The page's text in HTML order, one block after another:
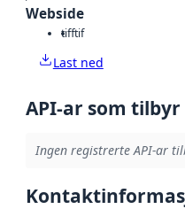
Webside
tifftif
Last ned
API-ar som
Ingen registrerte API-ar